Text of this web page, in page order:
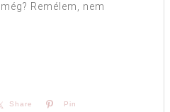
Remélem, nem
Share Pin